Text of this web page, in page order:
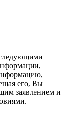
следующими
его, Вы
заявлением и